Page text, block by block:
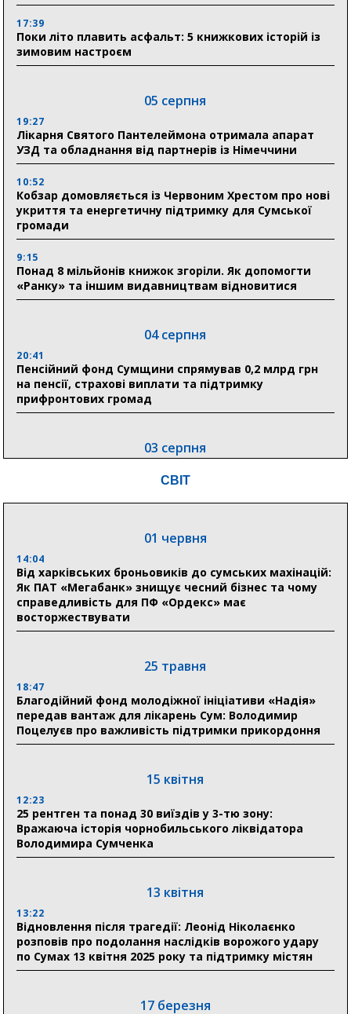
17:39
Поки літо плавить асфальт: 5 книжкових історій із
зимовим настроєм
05 серпня
19:27
Лікарня Святого Пантелеймона отримала апарат
УЗД та обладнання від партнерів із Німеччини
10:52
Кобзар домовляється із Червоним Хрестом про нові
укриття та енергетичну підтримку для Сумської
громади
9:15
Понад 8 мільйонів книжок згоріли. Як допомогти
«Ранку» та іншим видавництвам відновитися
04 серпня
20:41
Пенсійний фонд Сумщини спрямував 0,2 млрд грн
на пенсії, страхові виплати та підтримку
прифронтових громад
03 серпня
Романько розширює програму відпочинку дітей із
Ніколаєнко: у Сумах погодили 115 компенсацій на
відновлення житла майже на 6,6 млн грн
Сумщини пояснив, як отримати допомогу на зиму
17:52
«Укрексімбанк» припиняє виплату пенсій: у
Пенсійному фонді Сумщини пояснили, що робити
людям
відзнаки «Почесного громадянина міста Суми»
30 липня
Сумська клінічна лікарня Святого Пантелеймона
18:33
Олексій Романько долучився до обговорення Плану
стійкості Сумщини з Прем’єр-міністром
Місто посилює міжнародну співпрацю: Суми
СВІТ
01 червня
14:04
Від харківських броньовиків до сумських махінацій:
Як ПАТ «Мегабанк» знищує чесний бізнес та чому
справедливість для ПФ «Ордекс» має
восторжествувати
25 травня
18:47
Благодійний фонд молодіжної ініціативи «Надія»
передав вантаж для лікарень Сум: Володимир
Поцелуєв про важливість підтримки прикордоння
15 квітня
12:23
25 рентген та понад 30 виїздів у 3-тю зону:
Вражаюча історія чорнобильського ліквідатора
Володимира Сумченка
13 квітня
13:22
Відновлення після трагедії: Леонід Ніколаєнко
розповів про подолання наслідків ворожого удару
по Сумах 13 квітня 2025 року та підтримку містян
17 березня